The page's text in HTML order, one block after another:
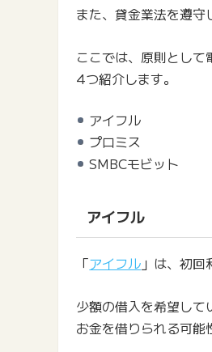
また、貸金業法を遵守
ここでは、原則とし
4つ紹介します。
アイフル
プロミス
SMBCモビット
アイフル
「アイフル 」は、初
少額の借入を希望し
お金を借りられる可能